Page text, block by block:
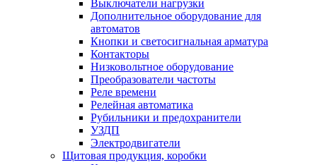
Выключатели нагрузки
Дополнительное оборудование для
автоматов
Кнопки и светосигнальная арматура
Контакторы
Низковольтное оборудование
Преобразователи частоты
Реле времени
Релейная автоматика
Рубильники и предохранители
УЗДП
Электродвигатели
Щитовая продукция, коробки